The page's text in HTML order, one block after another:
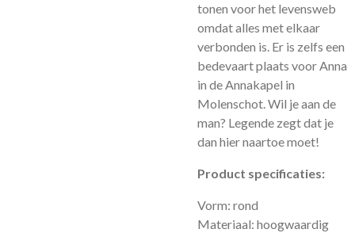
tonen voor het levensweb
omdat alles met elkaar
verbonden is. Er is zelfs een
bedevaart plaats voor Anna
in de Annakapel in
Molenschot. Wil je aan de
man? Legende zegt dat je
dan hier naartoe moet!
Product specificaties:
Vorm: rond
Materiaal: hoogwaardig